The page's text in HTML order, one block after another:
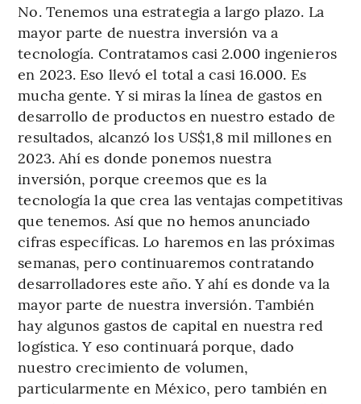
No. Tenemos una estrategia a largo plazo. La
mayor parte de nuestra inversión va a
tecnología. Contratamos casi 2.000 ingenieros
en 2023. Eso llevó el total a casi 16.000. Es
mucha gente. Y si miras la línea de gastos en
desarrollo de productos en nuestro estado de
resultados, alcanzó los US$1,8 mil millones en
2023. Ahí es donde ponemos nuestra
inversión, porque creemos que es la
tecnología la que crea las ventajas competitivas
que tenemos. Así que no hemos anunciado
cifras específicas. Lo haremos en las próximas
semanas, pero continuaremos contratando
desarrolladores este año. Y ahí es donde va la
mayor parte de nuestra inversión. También
hay algunos gastos de capital en nuestra red
logística. Y eso continuará porque, dado
nuestro crecimiento de volumen,
particularmente en México, pero también en